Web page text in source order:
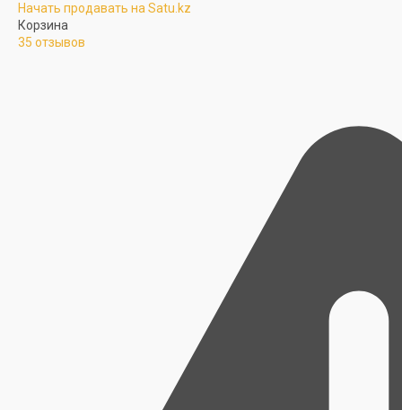
Начать продавать на Satu.kz
Корзина
35 отзывов